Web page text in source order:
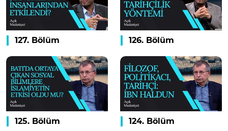
127. Bölüm 126. Bölüm
125. Bölüm 124. Bölüm